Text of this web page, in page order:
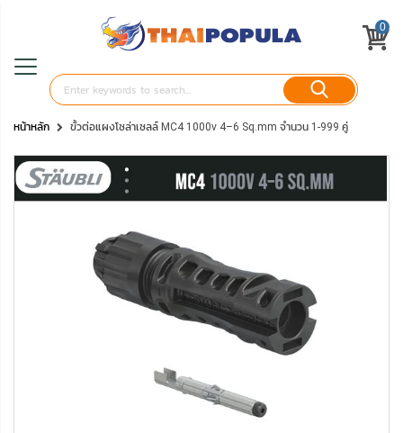
0
หน้าหลัก ขั้วต่อแผงโซล่าเซลล์ MC4 1000v 4–6 Sq.mm จำนวน 1-999 คู่